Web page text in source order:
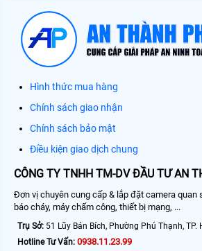
Hình thức mua hàng
Chính sách giao nhận
Chính sách bảo mật
Điều kiện giao dịch chung
CÔNG TY TNHH TM-DV ĐẦU TƯ AN
Đơn vị chuyên cung cấp & lắp đặt camera quan
báo cháy, máy chấm công, thiết bị mạng, ...
Trụ Sở: 51 Lũy Bán Bích, Phường Phú Thạnh, TP.
Hotline Tư Vấn: 0938.11.23.99